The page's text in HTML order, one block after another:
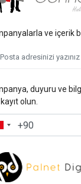
ve içerik
duyuru ve
olun.